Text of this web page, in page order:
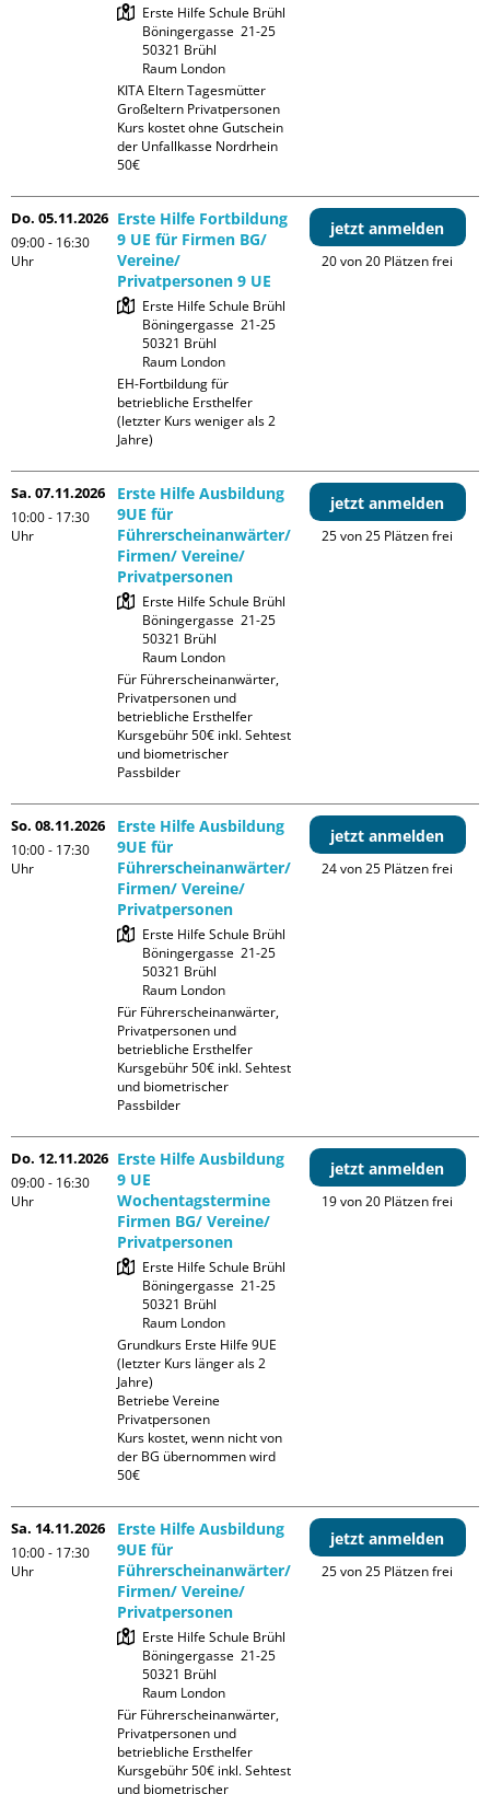
Erste Hilfe Schule Brühl
Böningergasse  21-25
50321 Brühl
Raum London
KITA Eltern Tagesmütter
Großeltern Privatpersonen
Kurs kostet ohne Gutschein
der Unfallkasse Nordrhein
50€
Do. 05.11.2026
09:00 - 16:30
Uhr
Erste Hilfe Fortbildung
9 UE für Firmen BG/
Vereine/
Privatpersonen 9 UE
Erste Hilfe Schule Brühl
Böningergasse  21-25
50321 Brühl
Raum London
EH-Fortbildung für
betriebliche Ersthelfer
(letzter Kurs weniger als 2
Jahre)
jetzt anmelden
20 von 20 Plätzen frei
Sa. 07.11.2026
10:00 - 17:30
Uhr
Erste Hilfe Ausbildung
9UE für
Führerscheinanwärter/
Firmen/ Vereine/
Privatpersonen
Erste Hilfe Schule Brühl
Böningergasse  21-25
50321 Brühl
Raum London
Für Führerscheinanwärter,
Privatpersonen und
betriebliche Ersthelfer
Kursgebühr 50€ inkl. Sehtest
und biometrischer
Passbilder
jetzt anmelden
25 von 25 Plätzen frei
So. 08.11.2026
10:00 - 17:30
Uhr
Erste Hilfe Ausbildung
9UE für
Führerscheinanwärter/
Firmen/ Vereine/
Privatpersonen
Erste Hilfe Schule Brühl
Böningergasse  21-25
50321 Brühl
Raum London
Für Führerscheinanwärter,
Privatpersonen und
betriebliche Ersthelfer
Kursgebühr 50€ inkl. Sehtest
und biometrischer
Passbilder
jetzt anmelden
24 von 25 Plätzen frei
Do. 12.11.2026
09:00 - 16:30
Uhr
Erste Hilfe Ausbildung
9 UE
Wochentagstermine
Firmen BG/ Vereine/
Privatpersonen
Erste Hilfe Schule Brühl
Böningergasse  21-25
50321 Brühl
Raum London
Grundkurs Erste Hilfe 9UE
(letzter Kurs länger als 2
Jahre)
Betriebe Vereine
Privatpersonen
Kurs kostet, wenn nicht von
der BG übernommen wird
50€
jetzt anmelden
19 von 20 Plätzen frei
Sa. 14.11.2026
10:00 - 17:30
Uhr
Erste Hilfe Ausbildung
9UE für
Führerscheinanwärter/
Firmen/ Vereine/
Privatpersonen
Erste Hilfe Schule Brühl
Böningergasse  21-25
50321 Brühl
Raum London
Für Führerscheinanwärter,
Privatpersonen und
betriebliche Ersthelfer
Kursgebühr 50€ inkl. Sehtest
und biometrischer
jetzt anmelden
25 von 25 Plätzen frei